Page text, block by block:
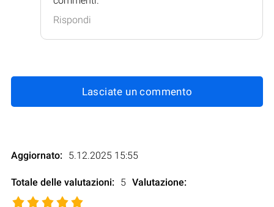
Rispondi
Lasciate un commento
Aggiornato: 5.12.2025 15:55
Totale delle valutazioni: 5 Valutazione: